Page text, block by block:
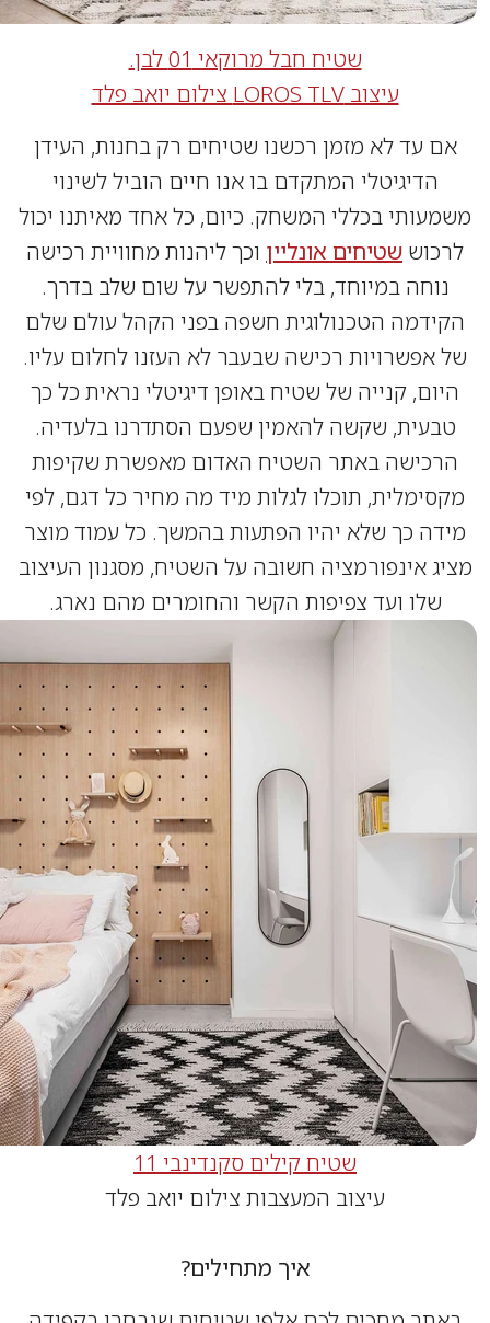
שטיח חבל מרוקאי 01 לבן.
עיצוב LOROS TLV צילום יואב פלד
עד לא מזמן רכשנו שטיחים רק בחנות, העידן
הדיגיטלי המתקדם בו אנו חיים הוביל לשינוי
בכללי המשחק. כיום, כל אחד מאיתנו יכול
שטיחים אונלייןוכך ליהנות מחוויית רכישה
במיוחד, בלי להתפשר על שום שלב בדרך.
הטכנולוגית חשפה בפני הקהל עולם שלם
רכישה שבעבר לא העזנו לחלום עליו.
קנייה של שטיח באופן דיגיטלי נראית כל כך
שקשה להאמין שפעם הסתדרנו בלעדיה.
באתר השטיח האדום מאפשרת שקיפות
תוכלו לגלות מיד מה מחיר כל דגם, לפי
כך שלא יהיו הפתעות בהמשך. כל עמוד מוצר
אינפורמציה חשובה על השטיח, מסגנון העיצוב
שלו ועד צפיפות הקשר והחומרים מהם נארג.
שטיח קילים סקנדינבי 11
עיצוב המעצבות צילום יואב פלד
איך מתחילים?